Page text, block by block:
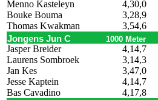
Menno Kasteleyn
4,30,0
Bouke Bouma
3,28,9
Thomas Kwakman
3,54,6
Jongens Jun C 1000 Meter
Jasper Breider 4,14,7
Laurens Sombroek
3,14,3
Jan Kes
3,47,0
Jesse Kaptein
4,14,7
Bas Cavadino
4,17,8